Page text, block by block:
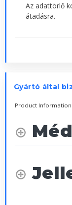
Az adattörlő
átadásra.
Gyártó által
Product